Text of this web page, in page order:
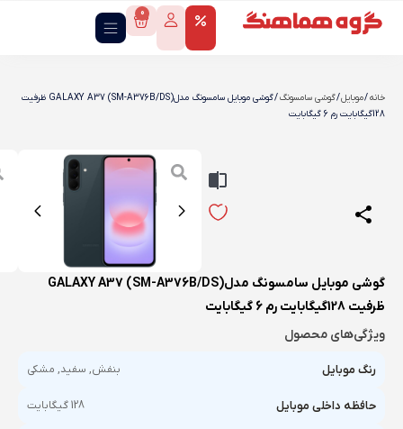
0
خانه/موبایل/گوشی سامسونگ
/ گوشی موبایل سامسونگ مدلGALAXY A37 (SM-A376B/DS) ظرفیت
128گیگابایت رم 6 گیگابایت
گوشی موبایل سامسونگ مدلGALAXY A37 (SM-A376B/DS)
ظرفیت 128گیگابایت رم 6 گیگابایت
ویژگی‌های محصول
رنگ موبایل بنفش, سفید, مشکی
حافظه داخلی موبایل 128 گیگابایت